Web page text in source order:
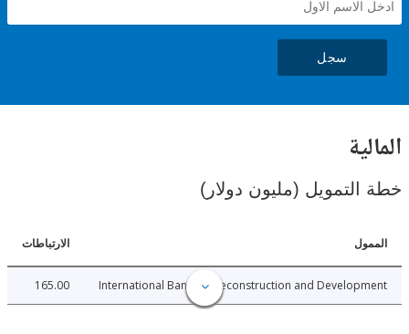
(مليون دولار)
الارتباطات
International Bank for Reconstruction and
165.00